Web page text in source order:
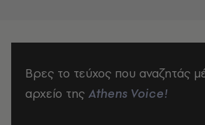
Βρες το τεύχος που αναζητάς
αρχείο της Athens Voice!